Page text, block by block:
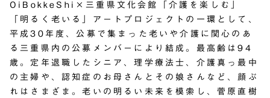
OiBokkeShi×三重県文化会館「介護を楽しむ」
「明るく老いる」アートプロジェクトの一環として、
平成30年度、公募で集まった老いや介護に関心のあ
る三重県内の公募メンバーにより結成。最高齢は94
歳。定年退職したシニア、理学療法士、介護真っ最中
の主婦や、認知症のお母さんとその娘さんなど、顔ぶ
れはさまざま。老いの明るい未来を模索し、菅原直樹